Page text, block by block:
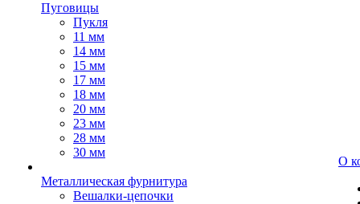
Пуговицы
Пукля
11 мм
14 мм
15 мм
17 мм
18 мм
20 мм
23 мм
28 мм
30 мм
Металлическая фурнитура
Вешалки-цепочки
О